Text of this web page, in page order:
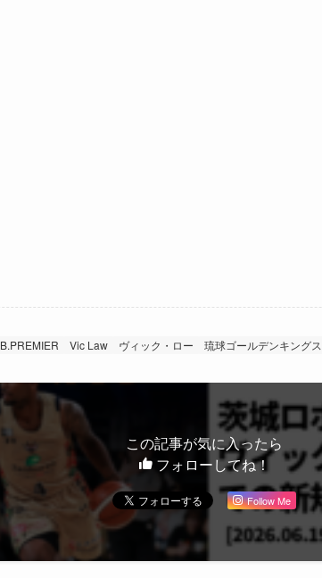
B.PREMIER Vic Law ヴィック・ロー 琉球ゴールデンキングス
この記事が気に入ったら
フォローしてね！
Follow Me